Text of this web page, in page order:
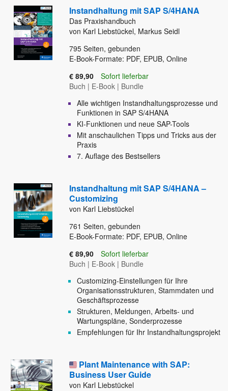
Instandhaltung mit SAP S/4HANA
Das Praxishandbuch
von Karl Liebstückel, Markus Seidl
795 Seiten, gebunden
E-Book-Formate: PDF, EPUB, Online
€ 89,90
Sofort lieferbar
Buch | E-Book | Bundle
Alle wichtigen Instandhaltungsprozesse und
Funktionen in SAP S/4HANA
KI-Funktionen und neue SAP-Tools
Mit anschaulichen Tipps und Tricks aus der
Praxis
7. Auflage des Bestsellers
Instandhaltung mit SAP S/4HANA –
Customizing
von Karl Liebstückel
761 Seiten, gebunden
E-Book-Formate: PDF, EPUB, Online
€ 89,90
Sofort lieferbar
Buch | E-Book | Bundle
Customizing-Einstellungen für Ihre
Organisationsstrukturen, Stammdaten und
Geschäftsprozesse
Strukturen, Meldungen, Arbeits- und
Wartungspläne, Sonderprozesse
Empfehlungen für Ihr Instandhaltungsprojekt
Plant Maintenance with SAP:
Business User Guide
von Karl Liebstückel